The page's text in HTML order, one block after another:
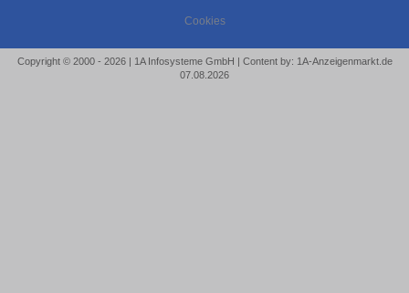
Cookies
Copyright © 2000 - 2026 | 1A Infosysteme GmbH | Content by: 1A-Anzeigenmarkt.de
07.08.2026